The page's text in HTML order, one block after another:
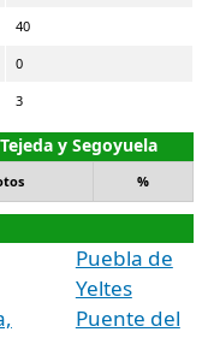
40
0
3
y Segoyuela
%
Puebla de
Yeltes
Puente del